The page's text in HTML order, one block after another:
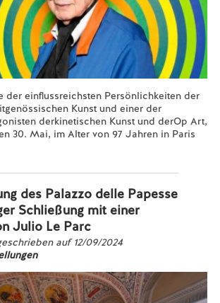
der einflussreichsten Persönlichkeiten der
Kunst und einer der
derkinetischen Kunst und derOp Art,
30. Mai, im Alter von 97 Jahren in Paris
des Palazzo delle Papesse
Schließung mit einer
Julio Le Parc
auf 12/09/2024